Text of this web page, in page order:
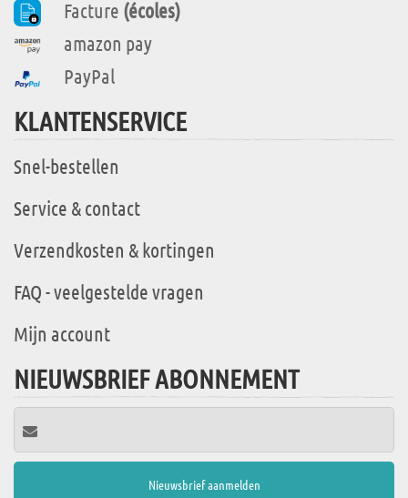
Facture (écoles)
amazon pay
PayPal
KLANTENSERVICE
Snel-bestellen
Service & contact
Verzendkosten & kortingen
FAQ - veelgestelde vragen
Mijn account
NIEUWSBRIEF ABONNEMENT